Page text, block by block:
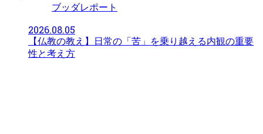
ブッダレポート
2026.08.05
【仏教の教え】日常の「苦」を乗り越える内観の重要
性と考え方